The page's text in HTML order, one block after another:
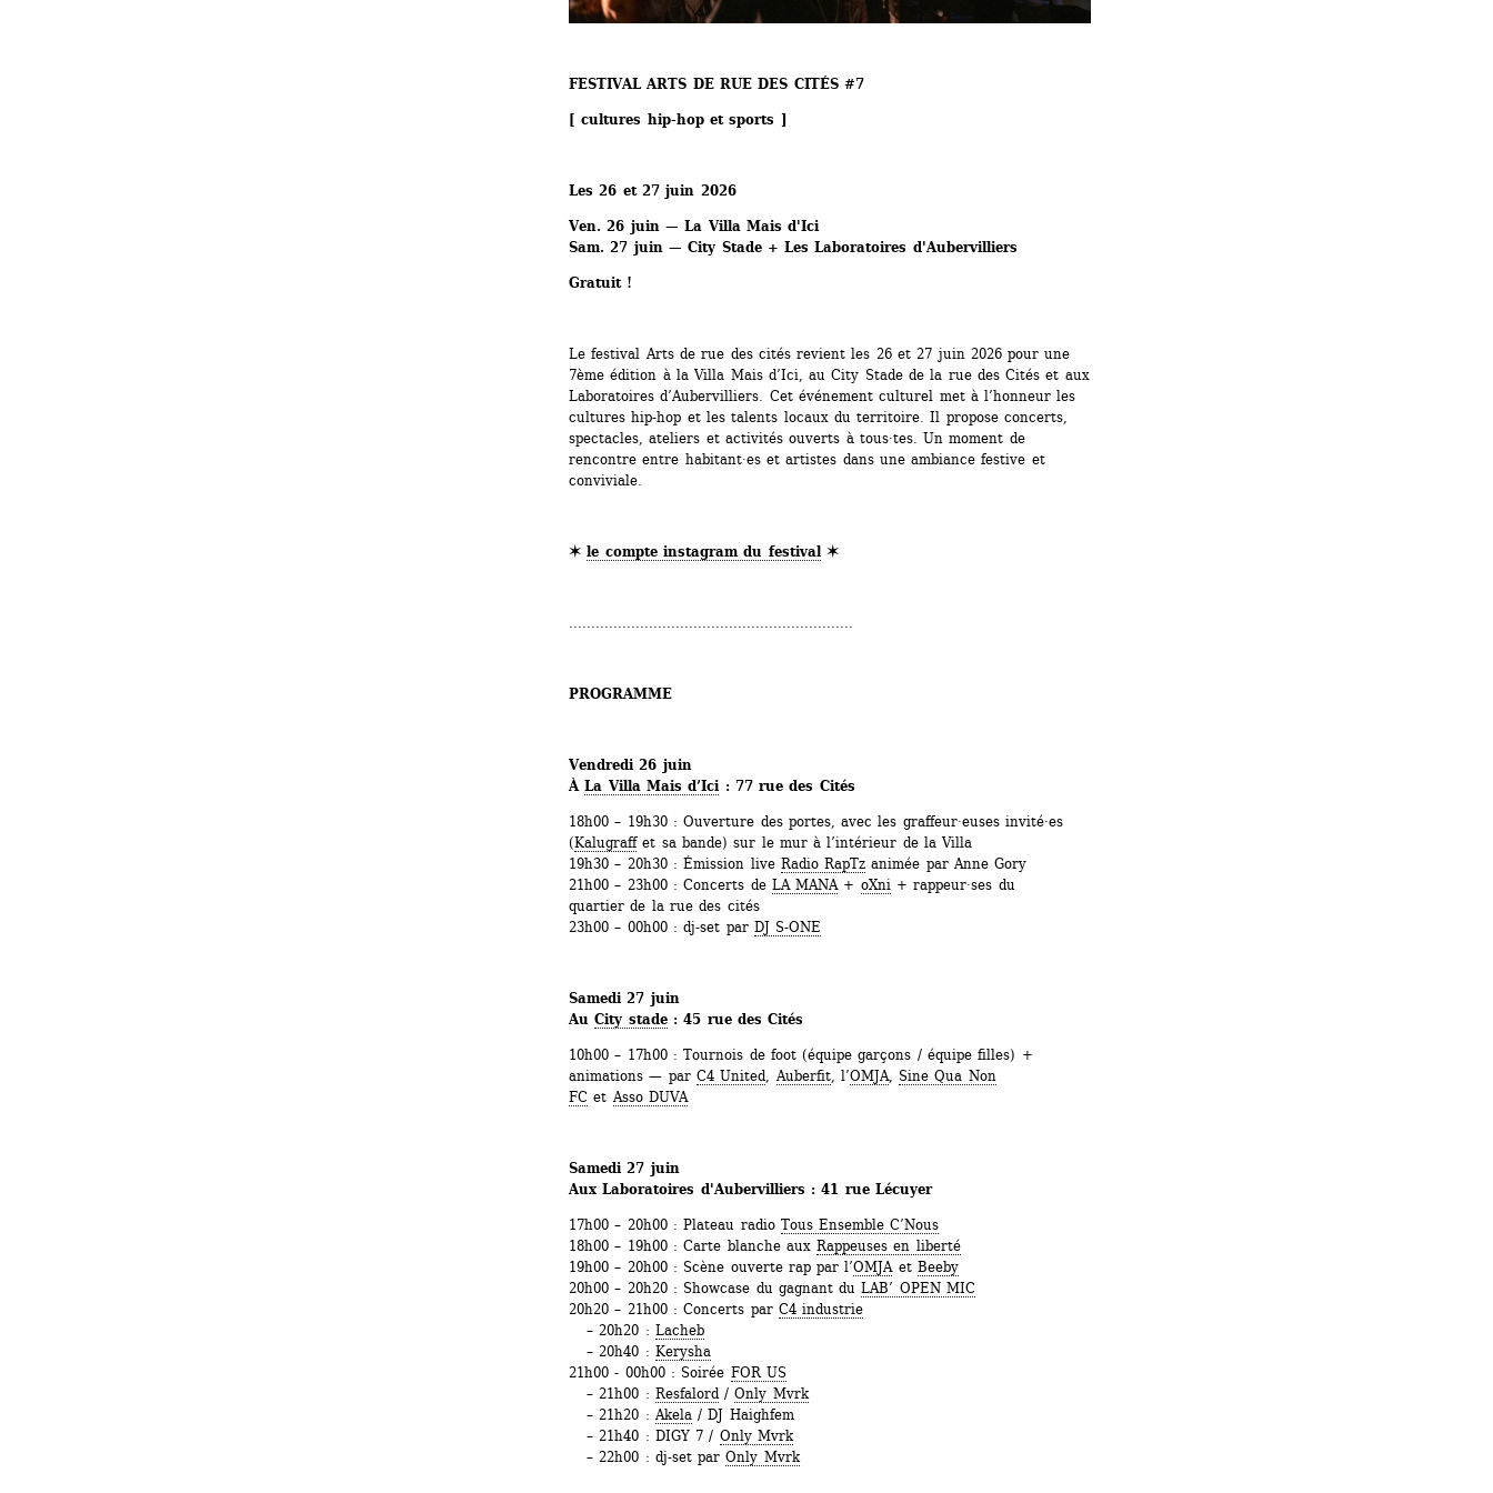
FESTIVAL ARTS DE RUE DES CITÉS #7
[ cultures hip-hop et sports ]
Les 26 et 27 juin 2026
Ven. 26 juin — La Villa Mais d'Ici
Sam. 27 juin — City Stade + Les Laboratoires d'Aubervilliers
Gratuit !
Le festival Arts de rue des cités revient les 26 et 27 juin 2026 pour une
7ème édition à la Villa Mais d’Ici, au City Stade de la rue des Cités et aux
Laboratoires d’Aubervilliers. Cet événement culturel met à l’honneur les
cultures hip-hop et les talents locaux du territoire. Il propose concerts,
spectacles, ateliers et activités ouverts à tous·tes. Un moment de
rencontre entre habitant·es et artistes dans une ambiance festive et
conviviale.
✶ le compte instagram du festival✶
................................................................
PROGRAMME
Vendredi 26 juin
À La Villa Mais d’Ici: 77 rue des Cités
18h00 – 19h30 : Ouverture des portes, avec les graffeur·euses invité·es
(Kalugraffet sa bande) sur le mur à l’intérieur de la Villa
19h30 – 20h30 : Émission live Radio RapTz animée par Anne Gory
21h00 – 23h00 : Concerts de LA MANA+ oXni+ rappeur·ses du
quartier de la rue des cités
23h00 – 00h00 : dj-set par DJ S-ONE
Samedi 27 juin
Au City stade: 45 rue des Cités
10h00 – 17h00 : Tournois de foot (équipe garçons / équipe filles) +
animations — par C4 United, Auberfit, l’OMJA, Sine Qua Non
FC et Asso DUVA
Samedi 27 juin
Aux Laboratoires d'Aubervilliers : 41 rue Lécuyer
17h00 – 20h00 : Plateau radio Tous Ensemble C’Nous
18h00 – 19h00 : Carte blanche aux Rappeuses en liberté
19h00 – 20h00 : Scène ouverte rap par l’OMJAet Beeby
20h00 – 20h20 : Showcase du gagnant du LAB’ OPEN MIC
20h20 – 21h00 : Concerts par C4 industrie
– 20h20 : Lacheb
– 20h40 : Kerysha
21h00 - 00h00 : Soirée FOR US
– 21h00 : Resfalord/ Only Mvrk
– 21h20 : Akela/ DJ Haighfem
– 21h40 : DIGY 7 / Only Mvrk
– 22h00 : dj-set par Only Mvrk